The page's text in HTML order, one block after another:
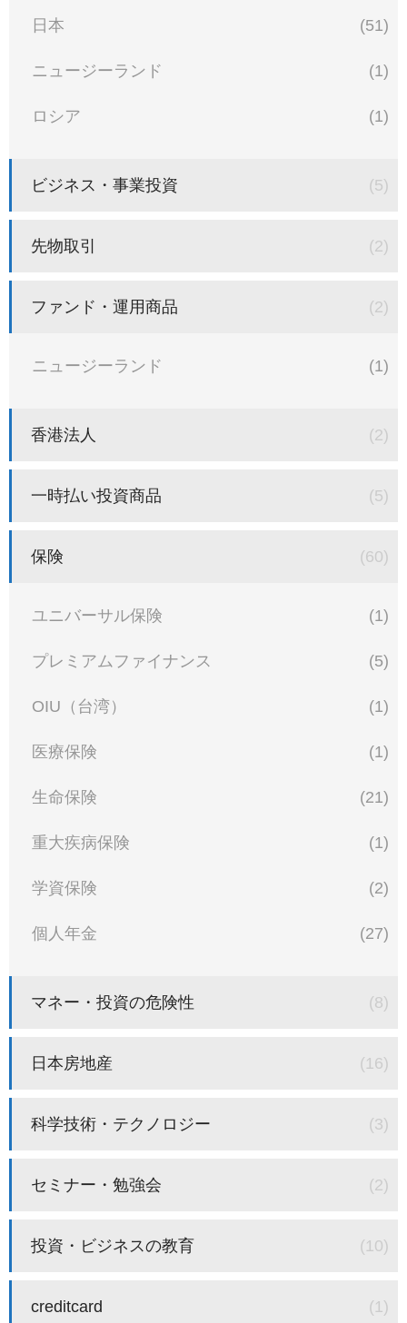
日本 (51)
ニュージーランド (1)
ロシア (1)
ビジネス・事業投資 (5)
先物取引 (2)
ファンド・運用商品 (2)
ニュージーランド (1)
香港法人 (2)
一時払い投資商品 (5)
保険 (60)
ユニバーサル保険 (1)
プレミアムファイナンス (5)
OIU（台湾） (1)
医療保険 (1)
生命保険 (21)
重大疾病保険 (1)
学資保険 (2)
個人年金 (27)
マネー・投資の危険性 (8)
日本房地産 (16)
科学技術・テクノロジー (3)
セミナー・勉強会 (2)
投資・ビジネスの教育 (10)
creditcard (1)